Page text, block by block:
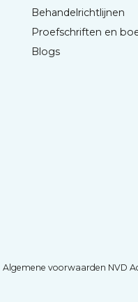
Behandelrichtlijnen
Proefschriften en
Blogs
Algemene voorwaarden NVD